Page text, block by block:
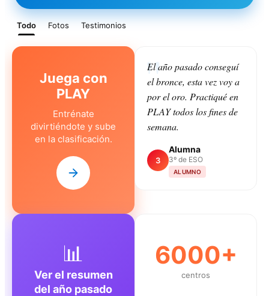
Todo Fotos Testimonios
Juega con
PLAY
Entrénate
divirtiéndote y sube
en la clasificación.
El año pasado conseguí
el bronce, esta vez voy a
por el oro. Practiqué en
PLAY todos los fines de
semana.
3
Alumna
3º de ESO
ALUMNO
📊
Ver el resumen
del año pasado
6000+
centros